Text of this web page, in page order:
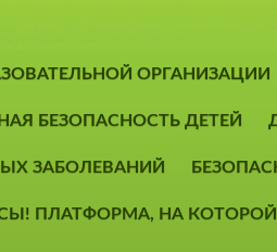
ОРГАНИЗАЦИИ
БЕЗОПАСНОСТЬ ДЕТЕЙ
ЗАБОЛЕВАНИЙ
ПЛАТФОРМА, НА